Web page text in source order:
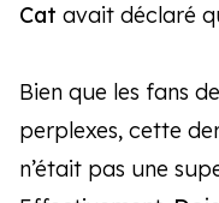
Cat avait déclaré
Bien que les fans
perplexes, cette
n’était pas une